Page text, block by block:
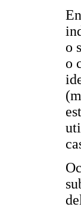
o
o